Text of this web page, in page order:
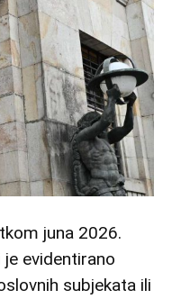
juna 2026.
evidentirano
subjekata ili